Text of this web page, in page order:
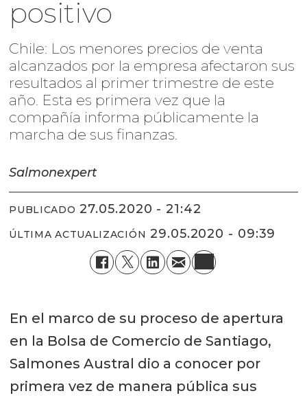
positivo
Chile: Los menores precios de venta
alcanzados por la empresa afectaron sus
resultados al primer trimestre de este
año. Esta es primera vez que la
compañía informa públicamente la
marcha de sus finanzas.
Salmonexpert
PUBLICADO 27.05.2020 - 21:42
ÚLTIMA ACTUALIZACIÓN 29.05.2020 - 09:39
En el marco de su proceso de apertura
en la Bolsa de Comercio de Santiago,
Salmones Austral dio a conocer por
primera vez de manera pública sus